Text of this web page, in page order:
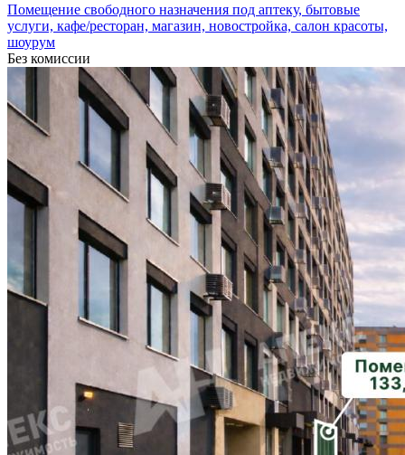
Помещение свободного назначения под аптеку, бытовые
услуги, кафе/ресторан, магазин, новостройка, салон красоты,
шоурум
Без комиссии